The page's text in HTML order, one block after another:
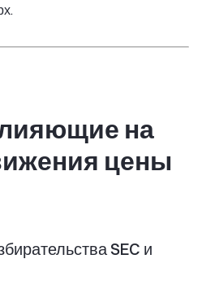
на
цены
SEC и